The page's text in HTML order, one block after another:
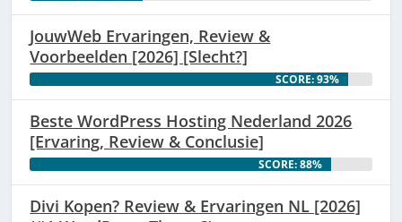
JouwWeb Ervaringen, Review &
Voorbeelden [2026] [Slecht?]
SCORE: 93%
Beste WordPress Hosting Nederland 2026
[Ervaring, Review & Conclusie]
SCORE: 88%
Divi Kopen? Review & Ervaringen NL [2026]